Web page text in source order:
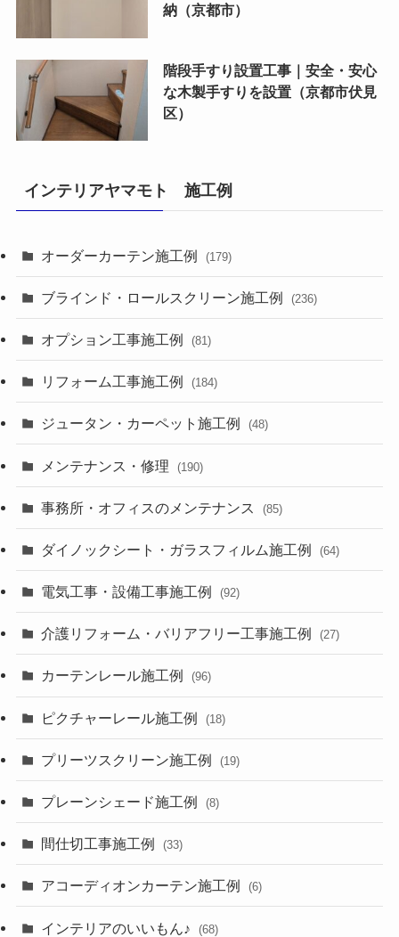
納（京都市）
階段手すり設置工事｜安全・安心
な木製手すりを設置（京都市伏見
区）
インテリアヤマモト 施工例
オーダーカーテン施工例 (179)
ブラインド・ロールスクリーン施工例 (236)
オプション工事施工例 (81)
リフォーム工事施工例 (184)
ジュータン・カーペット施工例 (48)
メンテナンス・修理 (190)
事務所・オフィスのメンテナンス (85)
ダイノックシート・ガラスフィルム施工例 (64)
電気工事・設備工事施工例 (92)
介護リフォーム・バリアフリー工事施工例 (27)
カーテンレール施工例 (96)
ピクチャーレール施工例 (18)
プリーツスクリーン施工例 (19)
プレーンシェード施工例 (8)
間仕切工事施工例 (33)
アコーディオンカーテン施工例 (6)
インテリアのいいもん♪ (68)